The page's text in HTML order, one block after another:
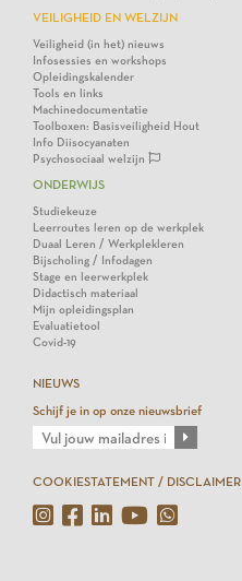
VEILIGHEID EN WELZIJN
Veiligheid (in het) nieuws
Infosessies en workshops
Opleidingskalender
Tools en links
Machinedocumentatie
Toolboxen: Basisveiligheid Hout
Info Diisocyanaten
Psychosociaal welzijn
ONDERWIJS
Studiekeuze
Leerroutes leren op de werkplek
Duaal Leren / Werkplekleren
Bijscholing / Infodagen
Stage en leerwerkplek
Didactisch materiaal
Mijn opleidingsplan
Evaluatietool
Covid-19
NIEUWS
Schijf je in op onze nieuwsbrief
COOKIESTATEMENT / DISCLAIMER